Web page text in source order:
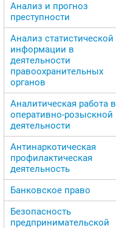
Анализ и прогноз
преступности
Анализ статистической
информации в
деятельности
правоохранительных
органов
Аналитическая работа в
оперативно-розыскной
деятельности
Антинаркотическая
профилактическая
деятельность
Банковское право
Безопасность
предпринимательской